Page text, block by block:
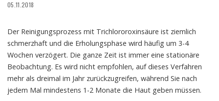
05.11.2018
Der Reinigungsprozess mit Trichlororoxinsäure ist ziemlich
schmerzhaft und die Erholungsphase wird häufig um 3-4
Wochen verzögert. Die ganze Zeit ist immer eine stationäre
Beobachtung. Es wird nicht empfohlen, auf dieses Verfahren
mehr als dreimal im Jahr zurückzugreifen, während Sie nach
jedem Mal mindestens 1-2 Monate die Haut geben müssen.